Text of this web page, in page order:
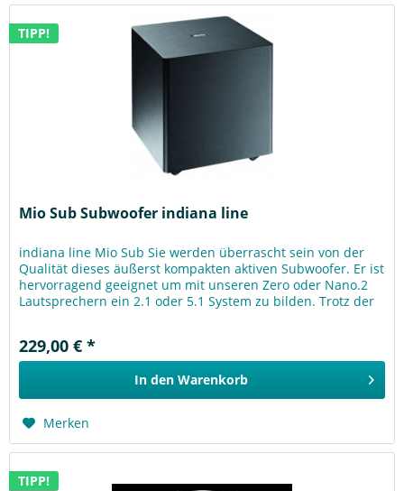
TIPP!
Mio Sub Subwoofer indiana line
indiana line Mio Sub Sie werden überrascht sein von der
Qualität dieses äußerst kompakten aktiven Subwoofer. Er ist
hervorragend geeignet um mit unseren Zero oder Nano.2
Lautsprechern ein 2.1 oder 5.1 System zu bilden. Trotz der
229,00 € *
In den Warenkorb
Merken
TIPP!